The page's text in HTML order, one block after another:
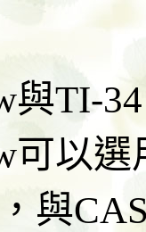
與TI-
可以
與